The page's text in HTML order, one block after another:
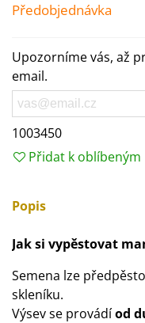
Předobjednávka
Upozorníme vás, až
email.
1003450
Přidat k oblíbeným
Popis
Jak si vypěstovat
Semena lze
skleníku.
Výsev se provádíod